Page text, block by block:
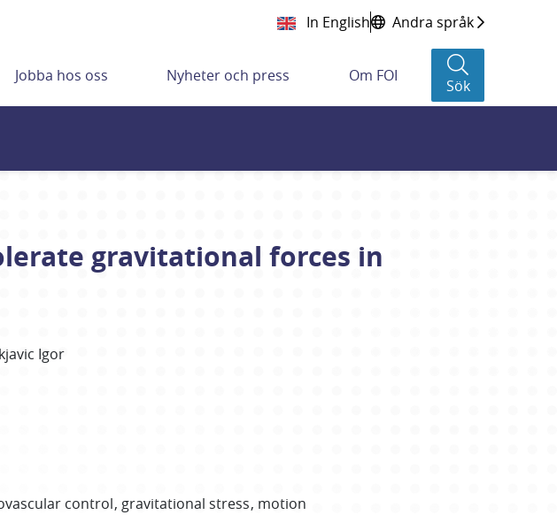
In English Andra språk
Jobba hos oss Nyheter och press Om FOI
Sök
gravitational forces in
Igor
control gravitational stress motion